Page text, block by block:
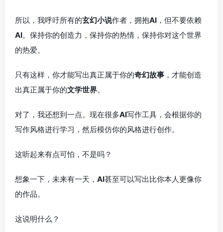
所以，我呼吁所有的玄幻小说作者，拥抱AI ，但不要依赖
AI。保持你的创造力，保持你的热情，保持你对这个世界
的热爱。
只有这样，你才能写出真正属于你的奇幻故事 ，才能创造
出真正属于你的文学世界。
对了，我还想到一点。现在很多AI写作工具，会根据你的
写作风格进行学习，然后模仿你的风格进行创作。
这听起来有点可怕，不是吗？
想象一下，未来有一天， AI甚至可以写出比你本人更像你
的作品。
这说明什么？